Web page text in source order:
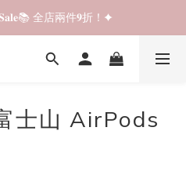
全店兩件𝟗折！✦
全店兩件𝟗折！✦
順豐站/智能櫃免運費！✦
士山 AirPods